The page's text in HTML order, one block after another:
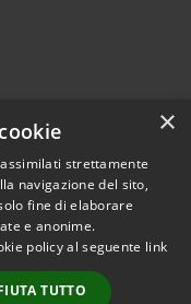
© 2026 • Comune di
Marittimo •
byMunicipium •
Accesso redazione
×
strettamente
navigazione del sito,
fine di elaborare
e anonime.
policy al seguente link
TUTTO